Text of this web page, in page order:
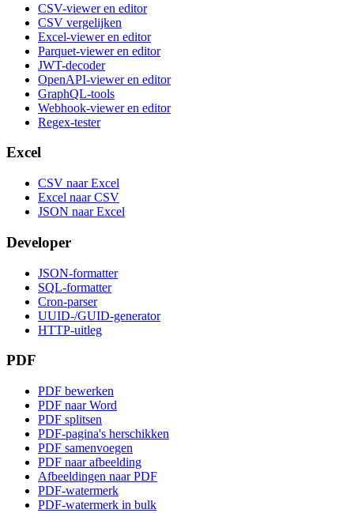
CSV-viewer en editor
CSV vergelijken
Excel-viewer en editor
Parquet-viewer en editor
JWT-decoder
OpenAPI-viewer en editor
GraphQL-tools
Webhook-viewer en editor
Regex-tester
Excel
CSV naar Excel
Excel naar CSV
JSON naar Excel
Developer
JSON-formatter
SQL-formatter
Cron-parser
UUID-/GUID-generator
HTTP-uitleg
PDF
PDF bewerken
PDF naar Word
PDF splitsen
PDF-pagina's herschikken
PDF samenvoegen
PDF naar afbeelding
Afbeeldingen naar PDF
PDF-watermerk
PDF-watermerk in bulk